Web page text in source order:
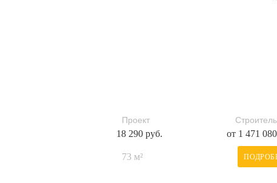
Проект
18 290 руб. от 1 471
73 м²